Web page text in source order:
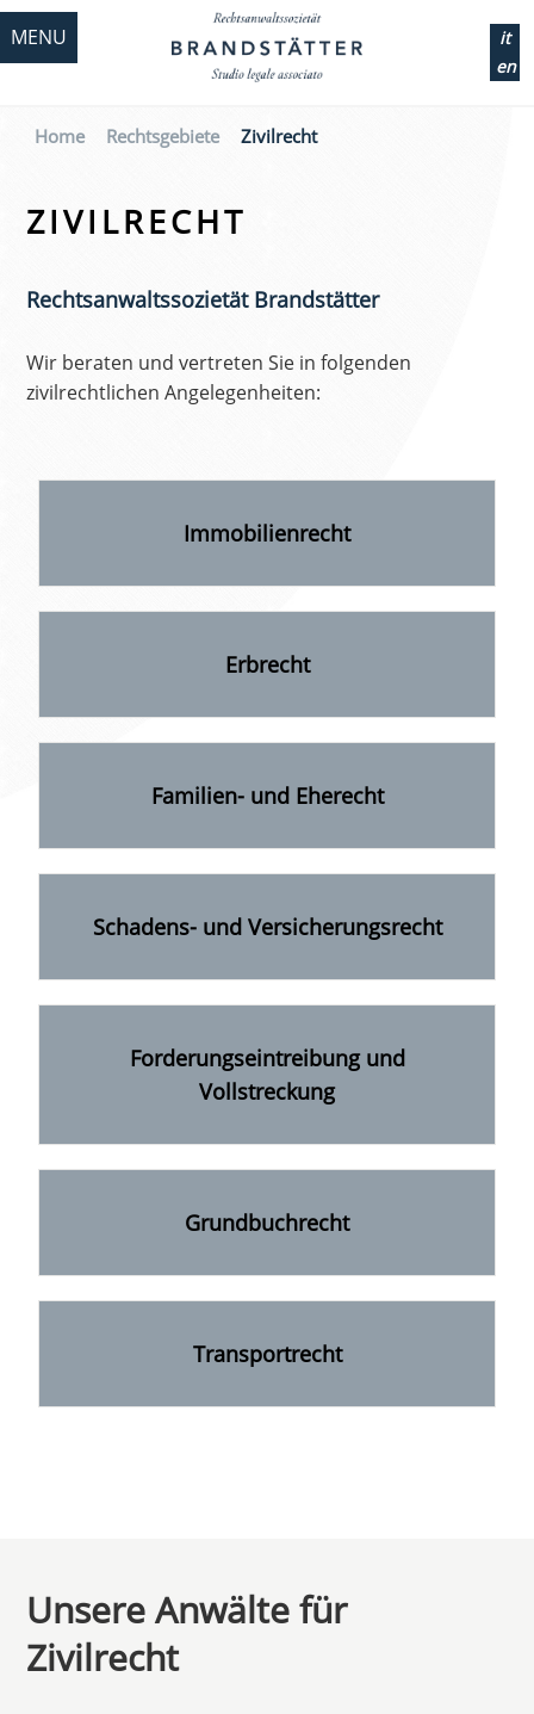
it
en
MENU
Home Rechtsgebiete Zivilrecht
ZIVILRECHT
Rechtsanwaltssozietät Brandstätter
Wir beraten und vertreten Sie in folgenden
zivilrechtlichen Angelegenheiten:
Immobilienrecht
Erbrecht
Familien- und Eherecht
Schadens- und Versicherungsrecht
Forderungseintreibung und
Vollstreckung
Grundbuchrecht
Transportrecht
Unsere Anwälte für
Zivilrecht